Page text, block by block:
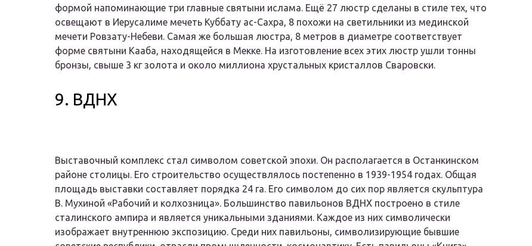
формой напоминающие три главные святыни ислама. Ещё 27 люстр сделаны в стиле тех, что
освещают в Иерусалиме мечеть Куббату ас-Сахра, 8 похожи на светильники из мединской
мечети Ровзату-Небеви. Самая же большая люстра, 8 метров в диаметре соответствует
форме святыни Кааба, находящейся в Мекке. На изготовление всех этих люстр ушли тонны
бронзы, свыше 3 кг золота и около миллиона хрустальных кристаллов Сваровски.
9. ВДНХ
Выставочный комплекс стал символом советской эпохи. Он располагается в Останкинском
районе столицы. Его строительство осуществлялось постепенно в 1939-1954 годах. Общая
площадь выставки составляет порядка 24 га. Его символом до сих пор является скульптура
В. Мухиной «Рабочий и колхозница». Большинство павильонов ВДНХ построено в стиле
сталинского ампира и является уникальными зданиями. Каждое из них символически
изображает внутреннюю экспозицию. Среди них павильоны, символизирующие бывшие